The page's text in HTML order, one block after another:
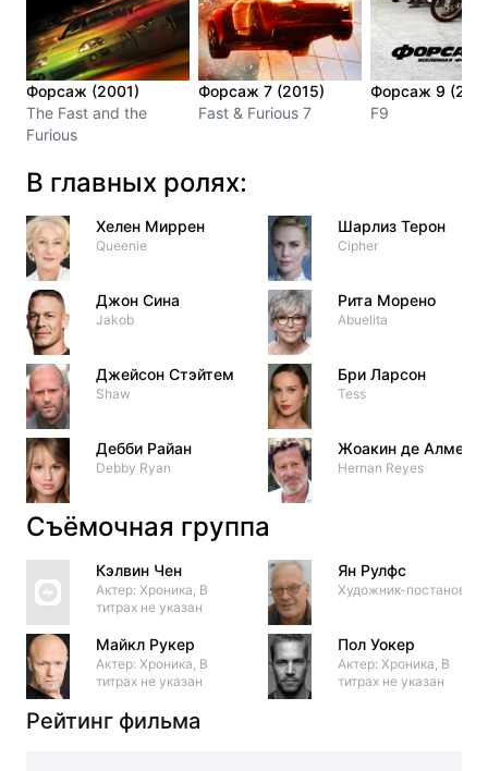
Форсаж (2001)
The Fast and the
Furious
Форсаж 7 (2015)
Fast & Furious 7
Форсаж 9
F9
В главных ролях:
Хелен Миррен
Queenie
Джон Сина
Jakob
Джейсон Стэйтем
Shaw
Дебби Райан
Debby Ryan
Шарлиз Терон
Cipher
Рита Морено
Abuelita
Бри Ларсон
Tess
Жоакин де
Hernan Reyes
Съёмочная группа
Кэлвин Чен
Актер: Хроника, В
титрах не указан
Майкл Рукер
Актер: Хроника, В
титрах не указан
Ян Рулфс
Художник-
Пол Уокер
Актер: Хроника, В
титрах не указан
Рейтинг фильма